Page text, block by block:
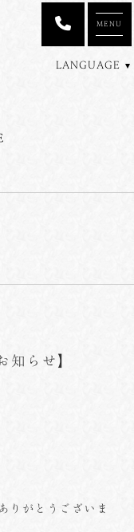
LANGUAGE
MENU
知らせ】
りがとうございま